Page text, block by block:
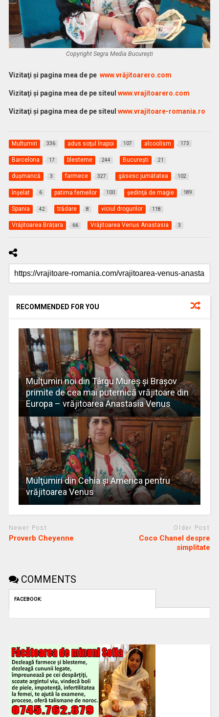
Copyright Segra Media București
Vizitaţi şi pagina mea de pe www.vrăjitoarero.com
Vizitaţi şi pagina mea de pe siteul www.vrajitoarero.com
Vizitaţi şi pagina mea de pe siteul www.vrajitoare-romania.ro
Multumiri 336 adus soţul înapoi 107 alcoolism 173
Barcelona 17 blesteme 244 Bucureşti 21
duşmancă 3 farmece 327 găsesc jumătatea 102
înşelat 6 patima femeilor 100 şedinţă de magie 189
Spania 42 trădare 8 viciul drogurilor 118
Vrăjitoarea Brăţara 66 Vrăjitoarea Venus Anastasia 3
RECOMMENDED FOR YOU
Mulţumiri noi din Târgu Mureș și Brașov
primite de cea mai puternică vrăjitoare din
Europa – vrăjitoarea Anastasia Venus
Mulţumiri din Cehia și America pentru
vrăjitoarea Venus
Newer Post
Proverb Cheyenne
Older Post
Coco Chanel despre
simplitate
COMMENTS
FACEBOOK: